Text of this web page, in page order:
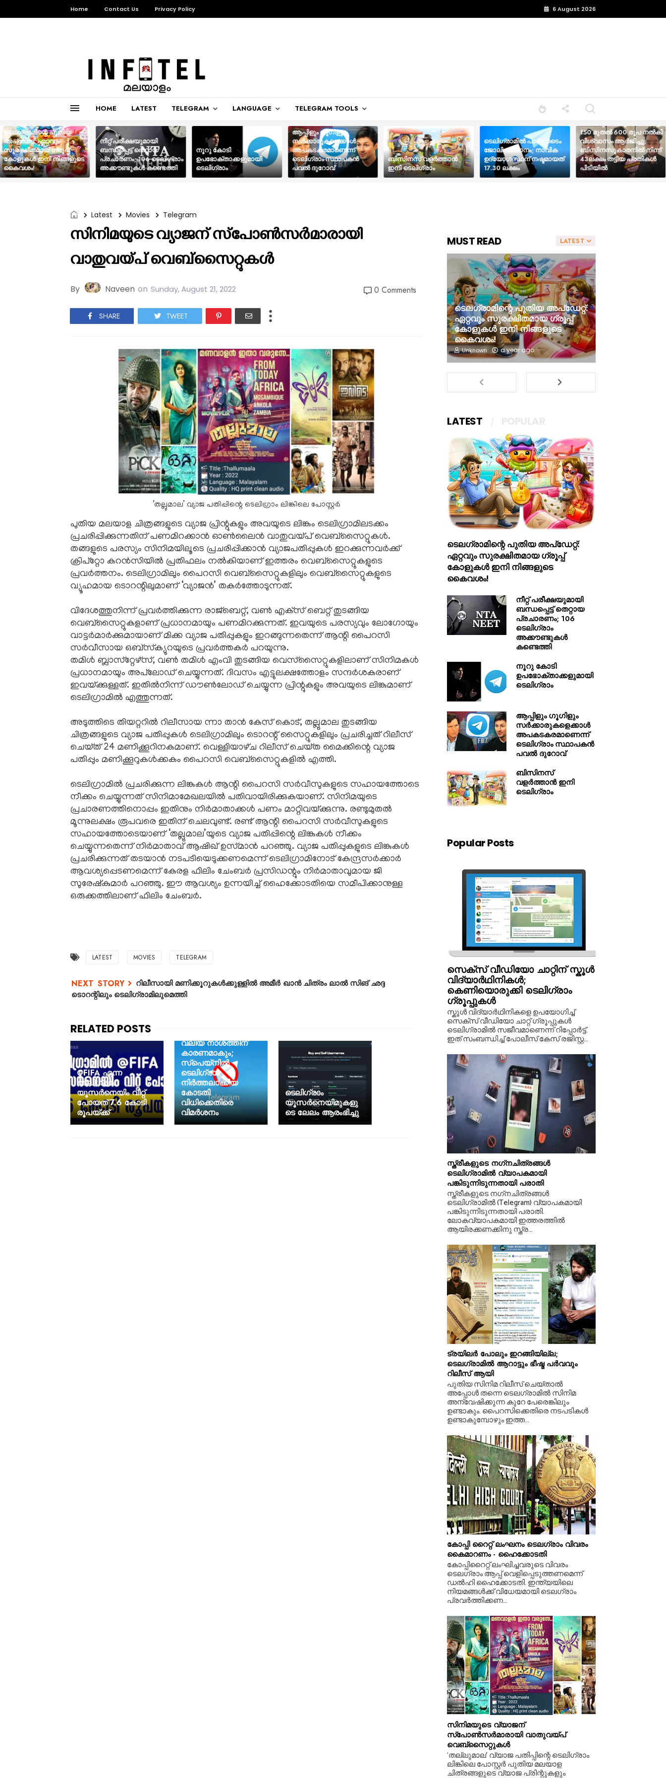
Home Contact Us Privacy Policy 6 August 2026
HOME LATEST TELEGRAM LANGUAGE TELEGRAM TOOLS
ടെലഗ്രാമിന്റെ പുതിയ
അപ്‌ഡേറ്റ്: ഏറ്റവും
സുരക്ഷിതമായ ഗ്രൂപ്പ്
കോളുകൾ ഇനി നിങ്ങളുടെ
കൈവശം!
നീറ്റ് പരീക്ഷയുമായി
ബന്ധപ്പെട്ട് തെറ്റായ
പ്രചാരണം; 106 ടെലിഗ്രാം
അക്കൗണ്ടുകൾ കണ്ടെത്തി
നൂറു കോടി
ഉപഭോക്താക്കളുമായി
ടെലിഗ്രാം
ആപ്പിളും ഗൂഗിളും
സർക്കാരുകളെക്കാൾ
അപകടകരമാണെന്ന്
ടെലിഗ്രാം സ്ഥാപകൻ
പവൽ ദുറോവ്
ബിസിനസ് വളര്‍ത്താന്‍
ഇനി ടെലിഗ്രാം
ടെ​ലി​ഗ്രാ​മി​ൽ പാ​ർ​ട് ടൈം​
ജോലി വാഗ്ദാനം; നാവിക
ഉദ്യോഗസ്ഥന് നഷ്ടമായത്
17.30 ലക്ഷം
ടെലിഗ്രാം വഴി ചെറിയ
150 മുതൽ 600 രൂപ നൽകി
വിശ്വാസം ആർജിച്ചു;
ബിസിനസുകാരനിൽ നിന്ന്
43ലക്ഷം തട്ടിയ പ്രതികൾ
പിടിയിൽ
Latest Movies Telegram
സിനിമയുടെ വ്യാജന്‌ സ്‌പോൺസർമാരായി
വാതുവയ്‌പ്‌ വെബ്‌സൈറ്റുകൾ
By Naveen on Sunday, August 21, 2022 0 Comments
SHARE TWEET
‘തല്ലുമാല’ വ്യാജ പതിപ്പിന്റെ ടെലിഗ്രാം ലിങ്കിലെ പോസ്റ്റർ
പുതിയ മലയാള ചിത്രങ്ങളുടെ വ്യാജ പ്രിന്റുകളും അവയുടെ ലിങ്കും ടെലിഗ്രാമിലടക്കം
പ്രചരിപ്പിക്കുന്നതിന്‌ പണമിറക്കാൻ ഓൺലൈൻ വാതുവയ്‌പ്‌ വെബ്‌സൈറ്റുകൾ.
തങ്ങളുടെ പരസ്യം സിനിമയിലൂടെ പ്രചരിപ്പിക്കാൻ വ്യാജപതിപ്പുകൾ ഇറക്കുന്നവർക്ക്‌
ക്രിപ്‌റ്റോ കറൻസിയിൽ പ്രതിഫലം നൽകിയാണ്‌ ഇത്തരം വെബ്‌സൈറ്റുകളുടെ
പ്രവർത്തനം. ടെലിഗ്രാമിലും പൈറസി വെബ്‌സൈറ്റുകളിലും വെബ്‌സൈറ്റുകളുടെ
വ്യൂഹമായ ടൊറന്റിലുമാണ്‌ ‘വ്യാജൻ’ തകർത്തോടുന്നത്‌.
വിദേശത്തുനിന്ന്‌ പ്രവർത്തിക്കുന്ന രാജ്‌ബെറ്റ്‌, വൺ എക്‌സ്‌ ബെറ്റ്‌ തുടങ്ങിയ
വെബ്‌സൈറ്റുകളാണ്‌ പ്രധാനമായും പണമിറക്കുന്നത്‌. ഇവയുടെ പരസ്യവും ലോഗോയും
വാട്ടർമാർക്കുമായാണ്‌ മിക്ക വ്യാജ പതിപ്പുകളും ഇറങ്ങുന്നതെന്ന്‌ ആന്റി പൈറസി
സർവീസായ ഒബ്‌സ്‌ക്യുറയുടെ പ്രവർത്തകർ പറയുന്നു.
തമിൾ ബ്ലാസ്‌റ്റേഴ്‌സ്‌, വൺ തമിൾ എംവി തുടങ്ങിയ വെസ്‌സൈറ്റുകളിലാണ്‌ സിനിമകൾ
പ്രധാനമായും അപ്‌ലോഡ്‌ ചെയ്യുന്നത്‌. ദിവസം എട്ടുലക്ഷത്തോളം സന്ദർശകരാണ്‌
ഇവയ്‌ക്കുള്ളത്‌. ഇതിൽനിന്ന്‌ ഡൗൺലോഡ്‌ ചെയ്യുന്ന പ്രിന്റുകളും അവയുടെ ലിങ്കുമാണ്‌
ടെലിഗ്രാമിൽ എത്തുന്നത്‌.
അടുത്തിടെ തിയറ്ററിൽ റിലീസായ ന്നാ താൻ കേസ്‌ കൊട്‌, തല്ലുമാല തുടങ്ങിയ
ചിത്രങ്ങളുടെ വ്യാജ പതിപ്പുകൾ ടെലിഗ്രാമിലും ടൊറന്റ്‌ സൈറ്റുകളിലും പ്രചരിച്ചത്‌ റിലീസ്‌
ചെയ്‌ത്‌ 24 മണിക്കൂറിനകമാണ്‌. വെള്ളിയാഴ്‌ച റിലീസ്‌ ചെയ്‌ത മൈക്കിന്റെ വ്യാജ
പതിപ്പും മണിക്കൂറുകൾക്കകം പൈറസി വെബ്‌സൈറ്റുകളിൽ എത്തി.
ടെലിഗ്രാമിൽ പ്രചരിക്കുന്ന ലിങ്കുകൾ ആന്റി പൈറസി സർവീസുകളുടെ സഹായത്തോടെ
നീക്കം ചെയ്യുന്നത്‌ സിനിമാമേഖലയിൽ പതിവായിരിക്കുകയാണ്‌. സിനിമയുടെ
പ്രചാരണത്തിനൊപ്പം ഇതിനും നിർമാതാക്കൾ പണം മാറ്റിവയ്‌ക്കുന്നു. രണ്ടുമുതൽ
മൂന്നുലക്ഷം രൂപവരെ ഇതിന്‌ ചെലവുണ്ട്‌. രണ്ട്‌ ആന്റി പൈറസി സർവീസുകളുടെ
സഹായത്തോടെയാണ്‌ ‘തല്ലുമാല’യുടെ വ്യാജ പതിപ്പിന്റെ ലിങ്കുകൾ നീക്കം
ചെയ്യുന്നതെന്ന്‌ നിർമാതാവ്‌ ആഷിഖ്‌ ഉസ്‌മാൻ പറഞ്ഞു. വ്യാജ പതിപ്പുകളുടെ ലിങ്കുകൾ
പ്രചരിക്കുന്നത്‌ തടയാൻ നടപടിയെടുക്കണമെന്ന്‌ ടെലിഗ്രാമിനോട്‌ കേന്ദ്രസർക്കാർ
ആവശ്യപ്പെടണമെന്ന്‌ കേരള ഫിലിം ചേംബർ പ്രസിഡന്റും നിർമാതാവുമായ ജി
സുരേഷ്‌കുമാർ പറഞ്ഞു. ഈ ആവശ്യം ഉന്നയിച്ച്‌ ഹൈക്കോടതിയെ സമീപിക്കാനുള്ള
ഒരുക്കത്തിലാണ്‌ ഫിലിം ചേംബർ.
LATEST MOVIES TELEGRAM
റിലീസായി മണിക്കൂറുകൾക്കുള്ളിൽ അമീർ ഖാൻ ചിത്രം ലാൽ സിങ് ഛദ്ദ
ടൊറന്റിലും ടെലിഗ്രാമിലുമെത്തി
@FIFA എന്ന
ടെലിഗ്രാം
യൂസർനെയിം വിറ്റ്
പോയത് 7.6 കോടി
രൂപയ്ക്ക്
വലിയ നാശത്തിന്
കാരണമാകും;
സ്‌പെയ്‌നില്‍
ടെലിഗ്രാം
നിര്‍ത്തലാക്കിയ
കോടതി
വിധിക്കെതിരെ
വിമര്‍ശനം
ടെലിഗ്രാം
യൂസർനെയിമുകളു
ടെ ലേലം ആരംഭിച്ചു
LATEST
MUST READ
ടെലഗ്രാമിന്റെ പുതിയ അപ്‌ഡേറ്റ്:
ഏറ്റവും സുരക്ഷിതമായ ഗ്രൂപ്പ്
കോളുകൾ ഇനി നിങ്ങളുടെ
കൈവശം!
Unknown a year ago
LATEST
ടെലഗ്രാമിന്റെ പുതിയ അപ്‌ഡേറ്റ്:
ഏറ്റവും സുരക്ഷിതമായ ഗ്രൂപ്പ്
കോളുകൾ ഇനി നിങ്ങളുടെ
കൈവശം!
നീറ്റ് പരീക്ഷയുമായി
ബന്ധപ്പെട്ട് തെറ്റായ
പ്രചാരണം; 106
ടെലിഗ്രാം
അക്കൗണ്ടുകൾ
കണ്ടെത്തി
നൂറു കോടി
ഉപഭോക്താക്കളുമായി
ടെലിഗ്രാം
ആപ്പിളും ഗൂഗിളും
സർക്കാരുകളെക്കാൾ
അപകടകരമാണെന്ന്
ടെലിഗ്രാം സ്ഥാപകൻ
പവൽ ദുറോവ്
ബിസിനസ്
വളര്‍ത്താന്‍ ഇനി
ടെലിഗ്രാം
Popular Posts
സെക്സ് വീഡിയോ ചാറ്റിന് സ്കൂൾ
വിദ്യാർഥിനികൾ;
കെണിയൊരുക്കി ടെലിഗ്രാം
ഗ്രൂപ്പുകൾ
സ്കൂൾ വിദ്യാർഥിനികളെ ഉപയോഗിച്ച്
സെക്സ് വീഡിയോ ചാറ്റ് ഗ്രൂപ്പുകൾ
ടെലിഗ്രാമിൽ സജീവമാണെന്ന് റിപ്പോർട്ട്.
ഇത് സംബന്ധിച്ച് പോലീസ് കേസ് രജിസ്റ്റ...
സ്ത്രീകളുടെ നഗ്‌നചിത്രങ്ങള്‍
ടെലിഗ്രാമില്‍ വ്യാപകമായി
പങ്കിടുന്നിടുന്നതായി പരാതി
സ്ത്രീകളുടെ നഗ്‌നചിത്രങ്ങള്‍
ടെലിഗ്രാമില്‍ (Telegram) വ്യാപകമായി
പങ്കിടുന്നിടുന്നതായി പരാതി.
ലോകവ്യാപകമായി ഇത്തരത്തില്‍
ആയിരക്കണക്കിനു സ്ത്ര...
ട്രയിലർ പോലും ഇറങ്ങിയില്ല;
ടെലഗ്രാമിൽ ആറാട്ടും ഭീഷ്മ പർവവും
റിലീസ് ആയി
പുതിയ സിനിമ റിലീസ് ചെയ്താൽ
അപ്പോൾ തന്നെ ടെലഗ്രാമിൽ സിനിമ
അന്വേഷിക്കുന്ന കുറേ പേരെങ്കിലും
ഉണ്ടാകും. പൈറസിക്കെതിരെ നടപടികൾ
ഉണ്ടാകുമ്പോഴും ഇത്ത...
കോപ്പി റൈറ്റ് ലംഘനം ടെലഗ്രാം വിവരം
കൈമാറണം - ഹൈക്കോടതി
കോപ്പിറൈറ്റ് ലംഘിച്ചവരുടെ വിവരം
ടെലഗ്രാം ആപ്പ് വെളിപ്പെടുത്തണമെന്ന്
ഡൽഹി ഹൈക്കോടതി. ഇന്ത്യയിലെ
നിയമങ്ങൾക്ക് വിധേയമായി ടെലഗ്രാം
പ്രവർത്തിക്കണ...
സിനിമയുടെ വ്യാജന്‌
സ്‌പോൺസർമാരായി വാതുവയ്‌പ്‌
വെബ്‌സൈറ്റുകൾ
‘തല്ലുമാല’ വ്യാജ പതിപ്പിന്റെ ടെലിഗ്രാം
ലിങ്കിലെ പോസ്റ്റർ പുതിയ മലയാള
ചിത്രങ്ങളുടെ വ്യാജ പ്രിന്റുകളും